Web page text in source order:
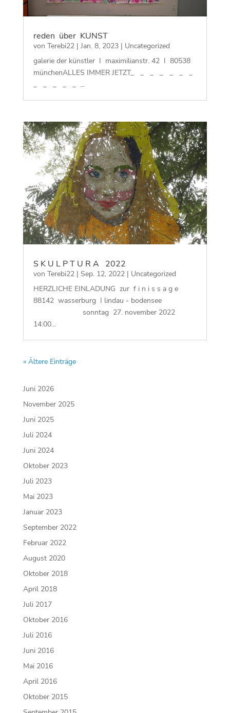
reden über KUNST
von Terebi22| Jan. 8, 2023| Uncategorized
galerie der künstler I maximilianstr. 42 I 80538
münchenALLES IMMER JETZT_ _ _ _ _ _ _
_ _ _ _ _ ...
S K U L P T U R A 2022
von Terebi22| Sep. 12, 2022| Uncategorized
HERZLICHE EINLADUNG zur f i n i s s a g e
88142 wasserburg I lindau - bodensee
sonntag 27. november 2022
14:00...
« Ältere Einträge
Juni 2026
November 2025
Juni 2025
Juli 2024
Juni 2024
Oktober 2023
Juli 2023
Mai 2023
Januar 2023
September 2022
Februar 2022
August 2020
Oktober 2018
April 2018
Juli 2017
Oktober 2016
Juli 2016
Juni 2016
Mai 2016
April 2016
Oktober 2015